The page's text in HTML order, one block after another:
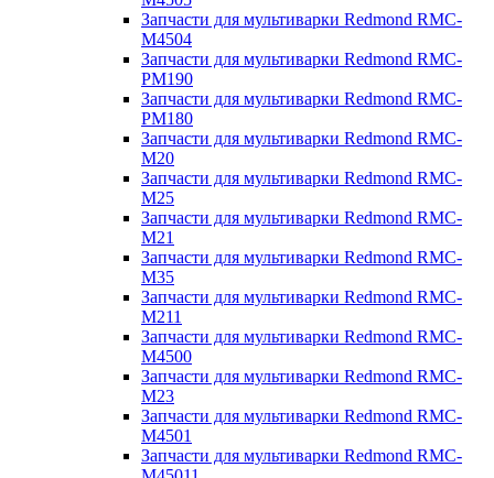
Запчасти для мультиварки Redmond RMC-
M4504
Запчасти для мультиварки Redmond RMC-
PM190
Запчасти для мультиварки Redmond RMC-
PM180
Запчасти для мультиварки Redmond RMC-
M20
Запчасти для мультиварки Redmond RMC-
M25
Запчасти для мультиварки Redmond RMC-
M21
Запчасти для мультиварки Redmond RMC-
M35
Запчасти для мультиварки Redmond RMC-
M211
Запчасти для мультиварки Redmond RMC-
M4500
Запчасти для мультиварки Redmond RMC-
M23
Запчасти для мультиварки Redmond RMC-
M4501
Запчасти для мультиварки Redmond RMC-